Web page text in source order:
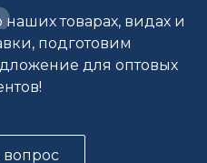
товарах, видах и
подготовим
для оптовых
вопрос